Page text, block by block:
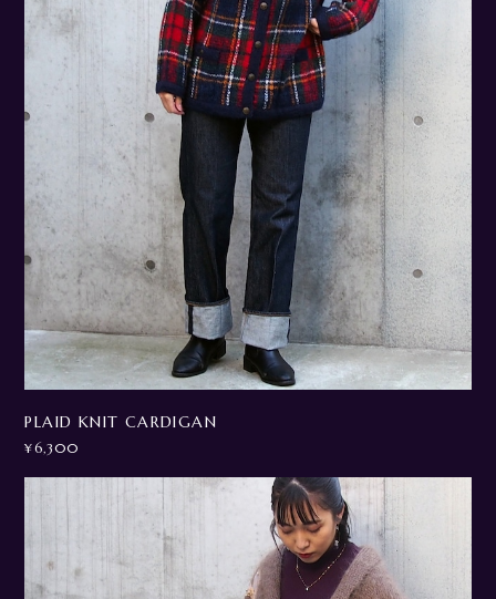
PLAID KNIT CARDIGAN
¥6,300